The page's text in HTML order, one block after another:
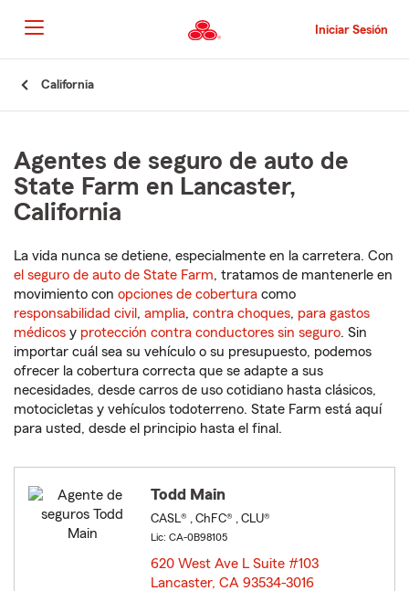
al
contenido
principal
Iniciar Sesión
California
Agentes de seguro de auto de
State Farm en Lancaster,
California
La vida nunca se detiene, especialmente en la carretera. Con
el seguro de auto de State Farm, tratamos de mantenerle en
movimiento con opciones de cobertura como
responsabilidad civil , amplia, contra choques, para gastos
médicos y protección contra conductores sin seguro. Sin
importar cuál sea su vehículo o su presupuesto, podemos
ofrecer la cobertura correcta que se adapte a sus
necesidades, desde carros de uso cotidiano hasta clásicos,
motocicletas y vehículos todoterreno. State Farm está aquí
para usted, desde el principio hasta el final.
Todd Main
CASL® , ChFC® , CLU®
Lic: CA-0B98105
620 West Ave L Suite #103
Lancaster, CA 93534-3016